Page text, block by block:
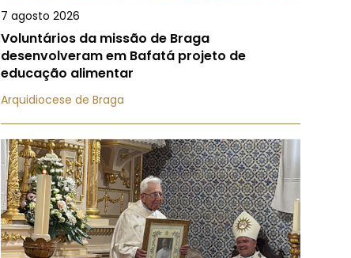
7 agosto 2026
Voluntários da missão de Braga
desenvolveram em Bafatá projeto de
educação alimentar
Arquidiocese de Braga